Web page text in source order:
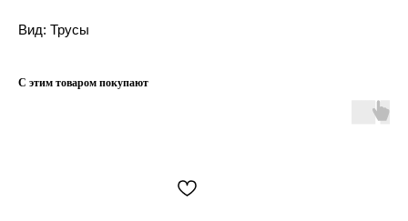
Вид: Трусы
С этим товаром покупают